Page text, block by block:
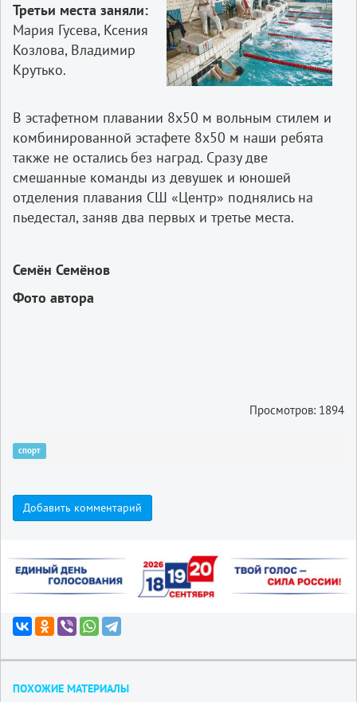
Третьи места заняли:
Мария Гусева, Ксения
Козлова, Владимир
Крутько.
В эстафетном плавании 8х50 м вольным стилем и
комбинированной эстафете 8х50 м наши ребята
также не остались без наград. Сразу две
смешанные команды из девушек и юношей
отделения плавания СШ «Центр» поднялись на
пьедестал, заняв два первых и третье места.
Семён Семёнов
Фото автора
Просмотров: 1894
спорт
Добавить комментарий
ПОХОЖИЕ МАТЕРИАЛЫ